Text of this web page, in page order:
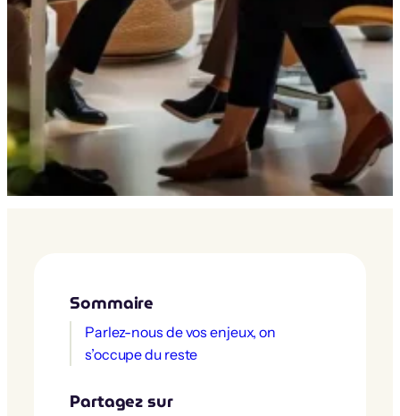
Sommaire
Parlez-nous de vos enjeux, on
s’occupe du reste
Partagez sur